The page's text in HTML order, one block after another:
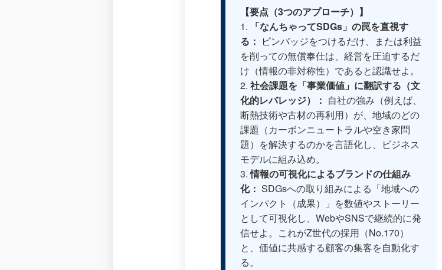
【要点（3つのアプローチ）】
1.
「なんちゃってSDGs」の罠を直視す
る： ピンバッジをつけるだけ、または利益
を削っての無償奉仕は、経営を圧迫するだ
け（情報の非対称性）であると認識せよ。
2. 社会課題を「事業価値」に翻訳する（文
化的レバレッジ）： 自社の強み（例えば、
断熱技術や古材の再利用）が、地域のどの
課題（カーボンニュートラルや空き家問
題）を解決するのかを言語化し、ビジネス
モデルに組み込め。
3.情報の可視化によるブランドの仕組み
化： SDGsへの取り組みによる「地域への
インパクト（成果）」を数値やストーリー
として可視化し、WebやSNSで継続的に発
信せよ。これがZ世代の採用（No.170）
と、価値に共感する顧客の集客を自動化す
る。